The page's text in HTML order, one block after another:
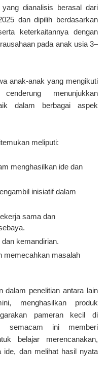
dianalisis berasal dari
dan dipilih berdasarkan
keterkaitannya dengan
pada anak usia 3–
anak-anak yang mengikuti
menunjukkan
dalam berbagai aspek
meliputi:
menghasilkan ide dan
inisiatif dalam
sama dan
kemandirian.
memecahkan masalah
dalam penelitian antara lain
menghasilkan produk
pameran kecil di
semacam ini memberi
belajar merencanakan,
ide, dan melihat hasil nyata